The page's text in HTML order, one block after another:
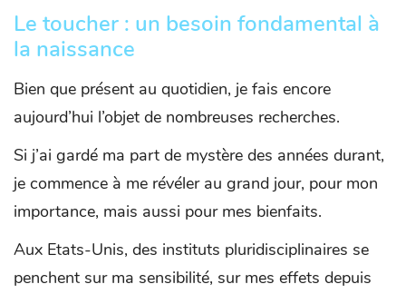
Le toucher : un besoin fondamental à
la naissance
Bien que présent au quotidien, je fais encore
aujourd’hui l’objet de nombreuses recherches.
Si j’ai gardé ma part de mystère des années durant,
je commence à me révéler au grand jour, pour mon
importance, mais aussi pour mes bienfaits.
Aux Etats-Unis, des instituts pluridisciplinaires se
penchent sur ma sensibilité, sur mes effets depuis